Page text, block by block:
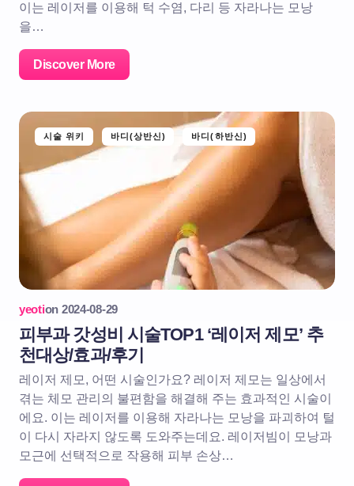
이는 레이저를 이용해 턱 수염, 다리 등 자라나는 모낭
을…
Discover More
시술 위키 바디(상반신) 바디(하반신)
yeotion 2024-08-29
피부과 갓성비 시술TOP1 ‘레이저 제모’ 추
천대상/효과/후기
레이저 제모, 어떤 시술인가요? 레이저 제모는 일상에서
겪는 체모 관리의 불편함을 해결해 주는 효과적인 시술이
에요. 이는 레이저를 이용해 자라나는 모낭을 파괴하여 털
이 다시 자라지 않도록 도와주는데요. 레이저빔이 모낭과
모근에 선택적으로 작용해 피부 손상…